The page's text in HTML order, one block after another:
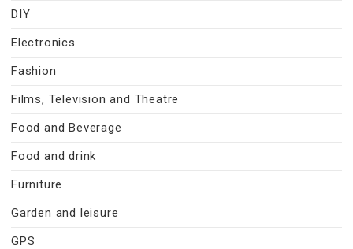
DIY
Electronics
Fashion
Films, Television and Theatre
Food and Beverage
Food and drink
Furniture
Garden and leisure
GPS